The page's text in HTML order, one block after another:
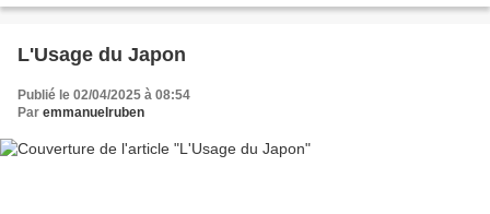
L'Usage du Japon
Publié le 02/04/2025 à 08:54
Par emmanuelruben